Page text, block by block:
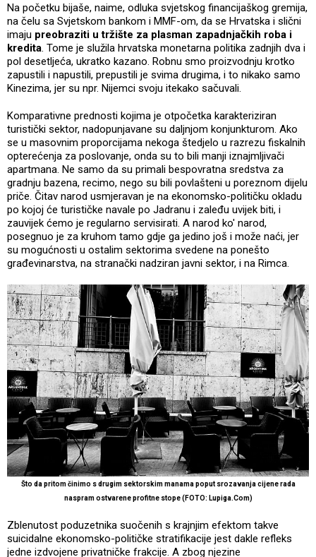
Na početku bijaše, naime, odluka svjetskog financijaškog gremija,
na čelu sa Svjetskom bankom i MMF-om, da se Hrvatska i slični
imaju preobraziti u tržište za plasman zapadnjačkih roba i
kredita . Tome je služila hrvatska monetarna politika zadnjih dva i
pol desetljeća, ukratko kazano. Robnu smo proizvodnju krotko
zapustili i napustili, prepustili je svima drugima, i to nikako samo
Kinezima, jer su npr. Nijemci svoju itekako sačuvali.
Komparativne prednosti kojima je otpočetka karakteriziran
turistički sektor, nadopunjavane su daljnjom konjunkturom. Ako
se u masovnim proporcijama nekoga štedjelo u razrezu fiskalnih
opterećenja za poslovanje, onda su to bili manji iznajmljivači
apartmana. Ne samo da su primali bespovratna sredstva za
gradnju bazena, recimo, nego su bili povlašteni u poreznom dijelu
priče. Čitav narod usmjeravan je na ekonomsko-političku okladu
po kojoj će turističke navale po Jadranu i zaleđu uvijek biti, i
zauvijek ćemo je regularno servisirati. A narod ko' narod,
posegnuo je za kruhom tamo gdje ga jedino još i može naći, jer
su mogućnosti u ostalim sektorima svedene na ponešto
građevinarstva, na stranački nadziran javni sektor, i na Rimca.
Što da pritom činimo s drugim sektorskim manama poput srozavanja cijene rada
naspram ostvarene profitne stope (FOTO: Lupiga.Com)
Zblenutost poduzetnika suočenih s krajnjim efektom takve
suicidalne ekonomsko-političke stratifikacije jest dakle refleks
jedne izdvojene privatničke frakcije. A zbog njezine